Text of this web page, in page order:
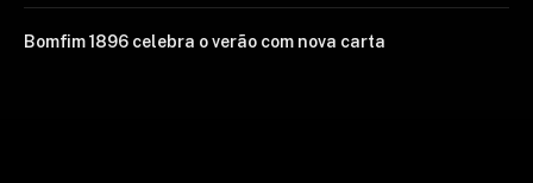
Bomfim 1896 celebra o verão com nova carta